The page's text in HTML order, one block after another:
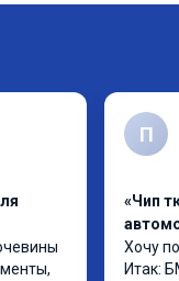
П
«Чип
Хочу
Итак: